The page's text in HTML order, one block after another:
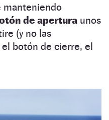
manteniendo
de apertura unos
(y no las
el botón de cierre, el